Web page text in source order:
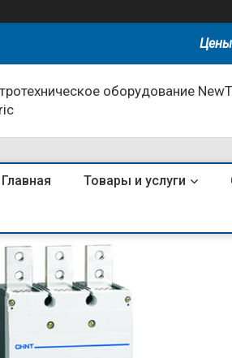
Цены
оборудование
Главная Товары и услуги